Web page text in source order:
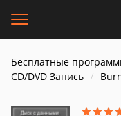
Бесплатные
CD/DVD Запись